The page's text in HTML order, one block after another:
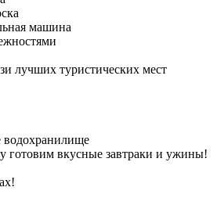
машина
лучших туристических мест
водохранилище
готовим вкусные завтраки и ужины!